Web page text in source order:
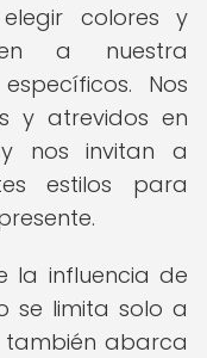
colores y
a nuestra
Nos
y atrevidos en
nos invitan a
estilos para
la influencia de
se limita solo a
también abarca